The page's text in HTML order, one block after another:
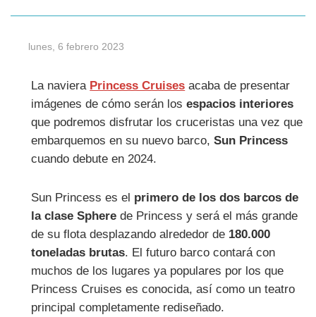
lunes, 6 febrero 2023
La naviera Princess Cruises acaba de presentar
imágenes de cómo serán losespacios interiores
que podremos disfrutar los cruceristas una vez que
embarquemos en su nuevo barco,Sun Princess
cuando debute en 2024.
Sun Princess es el primero de los dos barcos de
la clase Sphere de Princess y será el más grande
de su flota desplazando alrededor de 180.000
toneladas brutas. El futuro barco contará con
muchos de los lugares ya populares por los que
Princess Cruises es conocida, así como un teatro
principal completamente rediseñado.